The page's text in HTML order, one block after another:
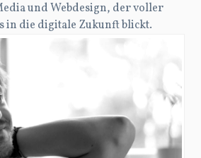
und Webdesign, der voller
in die digitale Zukunft blickt.